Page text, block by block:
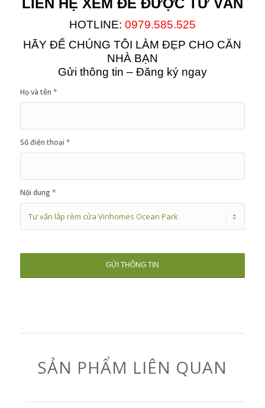
LIÊN HỆ XEM ĐỂ ĐƯỢC TƯ VẤN
HOTLINE: 0979.585.525
HÃY ĐỂ CHÚNG TÔI LÀM ĐẸP CHO CĂN
NHÀ BẠN
Gửi thông tin – Đăng ký ngay
Họ và tên *
Số điện thoại *
Nội dung*
SẢN PHẨM LIÊN QUAN